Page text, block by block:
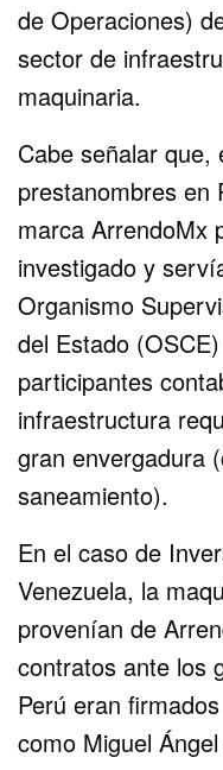
de Operaciones)
sector de
maquinaria.
Cabe señalar que,
prestanombres en
marca ArrendoMx
investigado y
Organismo
del Estado
participantes
infraestructura
gran envergadura
saneamiento).
En el caso de
Venezuela, la
provenían de
contratos ante los
Perú eran
como Miguel